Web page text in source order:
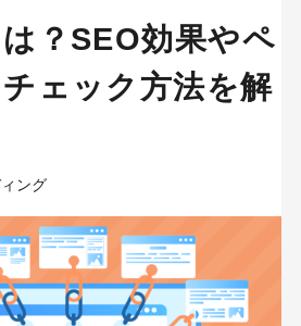
？SEO効果やペ
ェック方法を解
ング